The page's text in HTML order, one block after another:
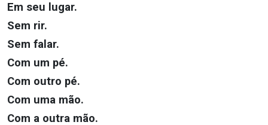
Em seu lugar.
Sem rir.
Sem falar.
Com um pé.
Com outro pé.
Com uma mão.
Com a outra mão.